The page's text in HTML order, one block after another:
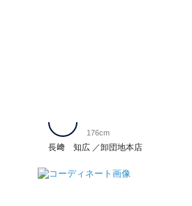
長﨑 知広 卸団地本店
176cm